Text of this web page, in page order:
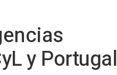
y Portugal